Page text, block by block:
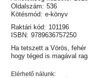
Oldalszám: 536
Kötésmód: e-könyv
Raktári kód: 101196
ISBN: 9789636757250
Ha tetszett a Vörös,
hogy téged is magával
Elérhető nálunk: